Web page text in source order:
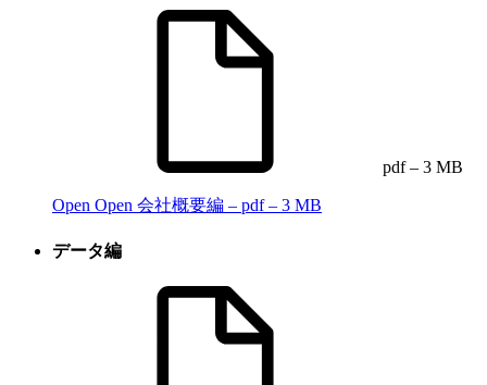
pdf – 3 MB
Open Open 会社概要編 – pdf – 3 MB
データ編